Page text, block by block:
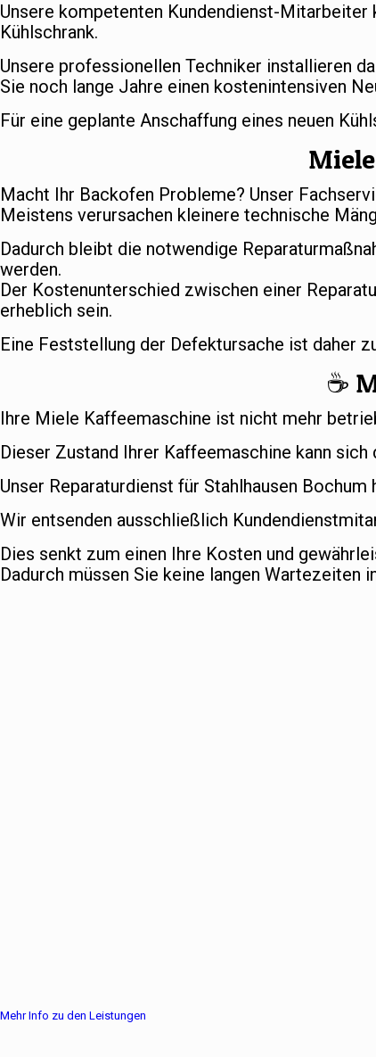
Unsere kompetenten Kundendienst-
Kühlschrank.
Unsere professionellen Techniker installieren
Sie noch lange Jahre einen kostenintensiven
Für eine geplante Anschaffung eines neuen
Macht Ihr Backofen Probleme? Unser
Meistens verursachen kleinere technische
Dadurch bleibt die notwendige
werden.
Der Kostenunterschied zwischen einer
erheblich sein.
Eine Feststellung der Defektursache ist daher
☕️
Ihre Miele Kaffeemaschine ist nicht mehr
Dieser Zustand Ihrer Kaffeemaschine kann
Unser Reparaturdienst für Stahlhausen
Wir entsenden ausschließlich
Dies senkt zum einen Ihre Kosten und
Dadurch müssen Sie keine langen Wartezeiten
Mehr Info zu den Leistungen